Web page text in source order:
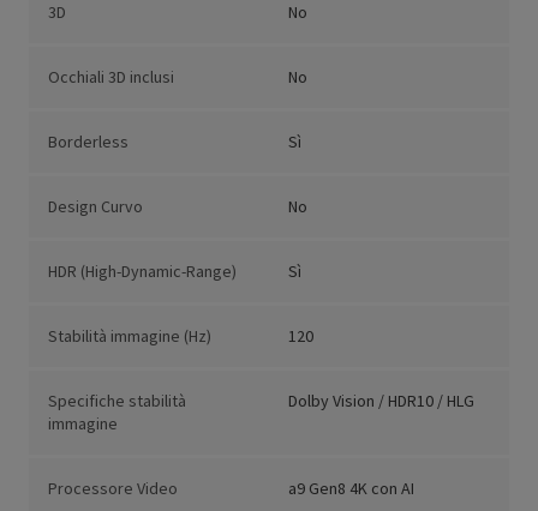
3D No
Occhiali 3D inclusi No
Borderless Sì
Design Curvo No
HDR (High-Dynamic-Range) Sì
Stabilità immagine (Hz) 120
Specifiche stabilità
immagine
Dolby Vision / HDR10 / HLG
Processore Video a9 Gen8 4K con AI